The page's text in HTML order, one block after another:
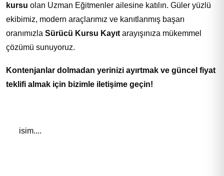
kursu olan Uzman Eğitmenler ailesine katılın. Güler yüzlü
ekibimiz, modern araçlarımız ve kanıtlanmış başarı
oranımızla Sürücü Kursu Kayıt arayışınıza mükemmel
çözümü sunuyoruz.
Kontenjanlar dolmadan yerinizi ayırtmak ve güncel fiyat
teklifi almak için bizimle iletişime geçin!